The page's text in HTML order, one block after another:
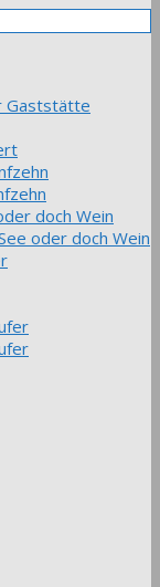
Gaststätte
doch Wein
oder doch Wein